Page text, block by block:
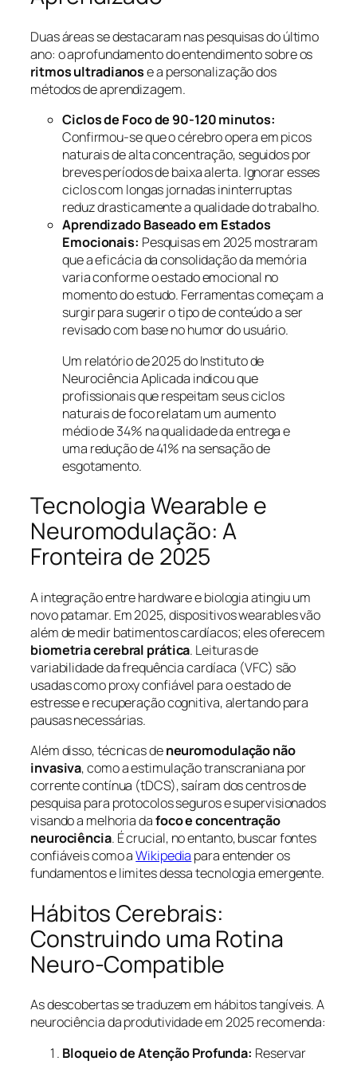
Duas áreas se destacaram nas pesquisas do último
ano: o aprofundamento do entendimento sobre os
ritmos ultradianose a personalização dos
métodos de aprendizagem.
Ciclos de Foco de 90-120 minutos:
Confirmou-se que o cérebro opera em picos
naturais de alta concentração, seguidos por
breves períodos de baixa alerta. Ignorar esses
ciclos com longas jornadas ininterruptas
reduz drasticamente a qualidade do trabalho.
Aprendizado Baseado em Estados
Emocionais: Pesquisas em 2025 mostraram
que a eficácia da consolidação da memória
varia conforme o estado emocional no
momento do estudo. Ferramentas começam a
surgir para sugerir o tipo de conteúdo a ser
revisado com base no humor do usuário.
Um relatório de 2025 do Instituto de
Neurociência Aplicada indicou que
profissionais que respeitam seus ciclos
naturais de foco relatam um aumento
médio de 34% na qualidade da entrega e
uma redução de 41% na sensação de
esgotamento.
Tecnologia Wearable e
Neuromodulação: A
Fronteira de 2025
A integração entre hardware e biologia atingiu um
novo patamar. Em 2025, dispositivos wearables vão
além de medir batimentos cardíacos; eles oferecem
biometria cerebral prática. Leituras de
variabilidade da frequência cardíaca (VFC) são
usadas como proxy confiável para o estado de
estresse e recuperação cognitiva, alertando para
pausas necessárias.
Além disso, técnicas deneuromodulação não
invasiva, como a estimulação transcraniana por
corrente contínua (tDCS), saíram dos centros de
pesquisa para protocolos seguros e supervisionados
visando a melhoria dafoco e concentração
neurociência. É crucial, no entanto, buscar fontes
confiáveis como aWikipedia para entender os
fundamentos e limites dessa tecnologia emergente.
Hábitos Cerebrais:
Construindo uma Rotina
Neuro-Compatible
As descobertas se traduzem em hábitos tangíveis. A
neurociência da produtividade em 2025 recomenda:
Bloqueio de Atenção Profunda: Reservar